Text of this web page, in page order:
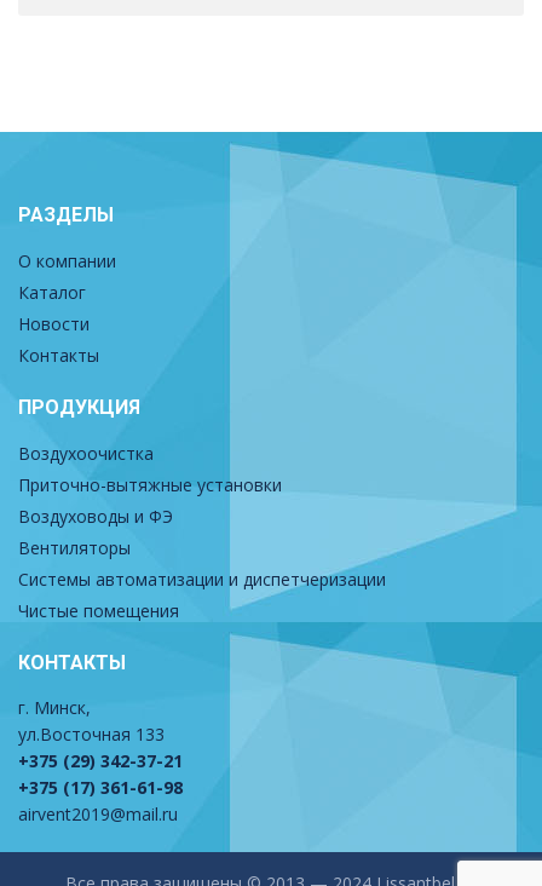
РАЗДЕЛЫ
О компании
Каталог
Новости
Контакты
ПРОДУКЦИЯ
Воздухоочистка
Приточно-вытяжные установки
Воздуховоды и ФЭ
Вентиляторы
Системы автоматизации и диспетчеризации
Чистые помещения
КОНТАКТЫ
г. Минск,
ул.Восточная 133
+375 (29) 342-37-21
+375 (17) 361-61-98
airvent2019@mail.ru